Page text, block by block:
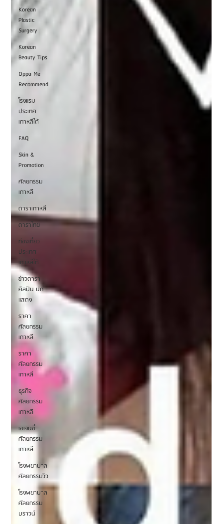
Korean
Plastic
Surgery
Korean
Beauty Tips
Oppa Me
Recommend
โรงแรม
ประเทศ
เกาหลีใต้
FAQ
Skin &
Promotion
ศัลยกรรม
เกาหลี
ดาราเกาหลี
ดาราไทย
ท่องเที่ยว
ประเทศ
เกาหลีใต้
ข่าวดารา
ศิลปิน นัก
แสดง
ราคา
ศัลยกรรม
เกาหลี
ราคา
ศัลยกรรม
เกาหลี
ธุรกิจ
ศัลยกรรม
เกาหลี
เอเจนซี่
ศัลยกรรม
เกาหลี
โรงพยาบาล
ศัลยกรรมวิว
โรงพยาบาล
ศัลยกรรม
บราวน์